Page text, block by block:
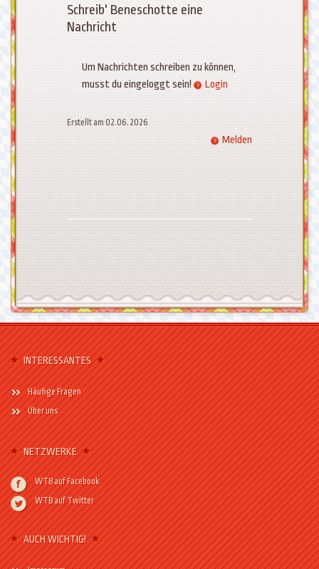
Schreib' Beneschotte eine
Nachricht
Um Nachrichten schreiben zu können,
musst du eingeloggt sein!
Login
Erstellt am 02.06.2026
Melden
INTERESSANTES
Häufige Fragen
Über uns
NETZWERKE
WTB auf Facebook
WTB auf Twitter
AUCH WICHTIG!